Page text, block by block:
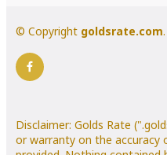
© Copyright goldsrate.com
Disclaimer: Golds Rate
or warranty on the accuracy